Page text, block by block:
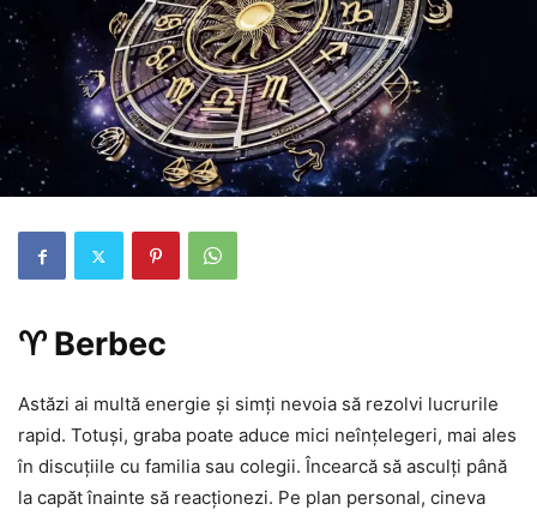
♈ Berbec
Astăzi ai multă energie și simți nevoia să rezolvi lucrurile
rapid. Totuși, graba poate aduce mici neînțelegeri, mai ales
în discuțiile cu familia sau colegii. Încearcă să asculți până
la capăt înainte să reacționezi. Pe plan personal, cineva